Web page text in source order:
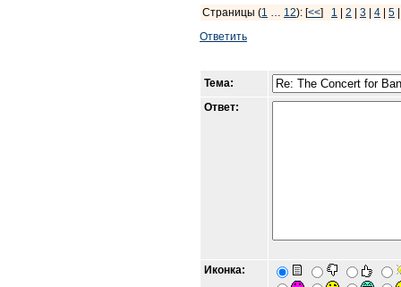
Страницы (1 … 12): [<<] 1 2 3 4 5
Ответить
Тема:
Ответ:
Иконка: